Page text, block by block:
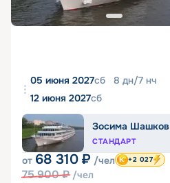
05 июня 2027сб 8 дн/7 нч
12 июня 2027сб
Зосима Шашков
СТАНДАРТ
от 68 310 ₽ /чел
75 900₽ /чел
+2 027